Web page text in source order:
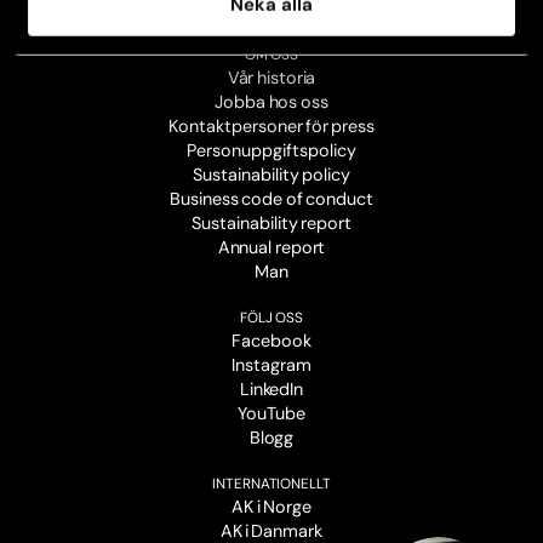
Broschyrer
OM OSS
Vår historia
Jobba hos oss
Kontaktpersoner för press
Personuppgiftspolicy
Sustainability policy
Business code of conduct
Sustainability report
Annual report
Man
FÖLJ OSS
Facebook
Instagram
LinkedIn
YouTube
Blogg
INTERNATIONELLT
AK i Norge
AK i Danmark